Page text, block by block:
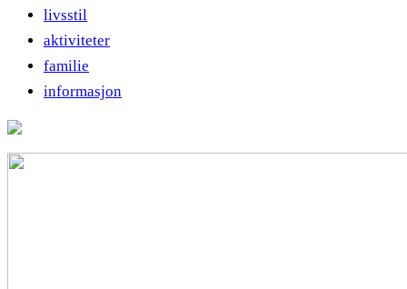
livsstil
aktiviteter
familie
informasjon